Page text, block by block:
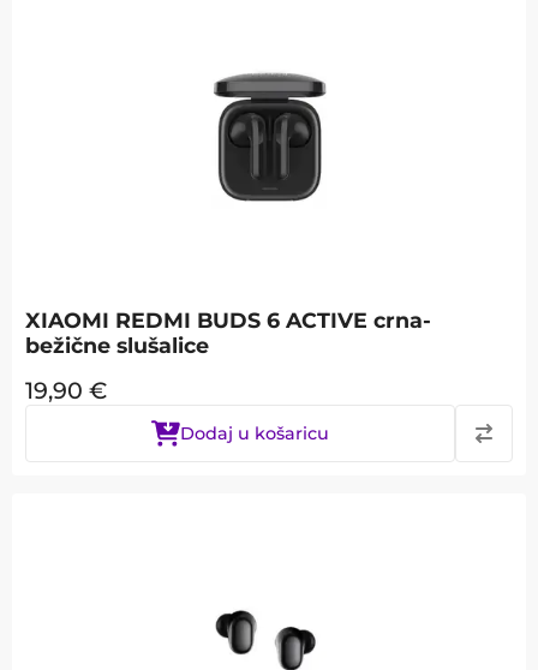
XIAOMI REDMI BUDS 6 ACTIVE crna-
bežične slušalice
19,90 €
Dodaj u košaricu